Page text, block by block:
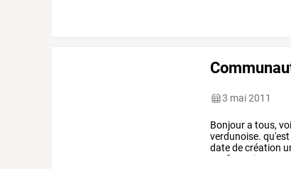
3 mai 2011
Bonjoura tous,
verdunoise. qu'est
datedecréation
financier,